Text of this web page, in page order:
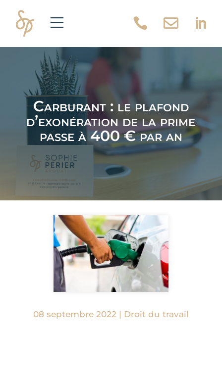
  
Carburant : le plafond
d’exonération de la prime
passe à 400 € par an
08 septembre 2022 | Droit du travail